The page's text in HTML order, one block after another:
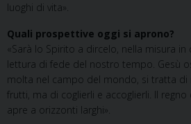
luoghi di vita».
Quali prospettive oggi si aprono?
«Sarà lo Spirito a dircelo, nella misura
lettura di fede del nostro tempo. Gesù
molta nel campo del mondo, si tratta di
frutti, ma di coglierli e accoglierli. Il
apre a orizzonti larghi».